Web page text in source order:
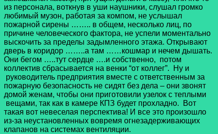
из персонала, воткнув в уши наушники, слушал громко
любимый музон, работая за компом, не услышал
пожарной сирены …….. в общем, несколько лиц, по
причине человеческого фактора, не успели моментально
выскочить за пределы задымленного этажа. Открывают
дверь в коридор ……..а там ……кошмар и нечем дышать.
Они бегом …..тут сердце ….и собственно, потом
коллектив сбрасывается на венки “от коллег”. Ну и
руководитель предприятия вместе с ответственным за
пожарную безопасность не сидят без дела – они звонят
домой женам, чтобы они приготовили узелок с теплыми
вещами, так как в камере КПЗ будет прохладно. Вот
такая вот невеселая перспектива! И все это произошло
из-за неустановленных вовремя огнезадерживающих
клапанов на системах вентиляции.